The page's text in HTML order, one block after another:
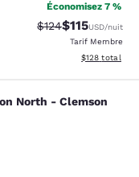
Économisez 7 %
Tarif barré :
$124Tarif réduit :
$115USD/nuit
Tarif Membre
Afficher les
$128 total
North -
North - Clemson